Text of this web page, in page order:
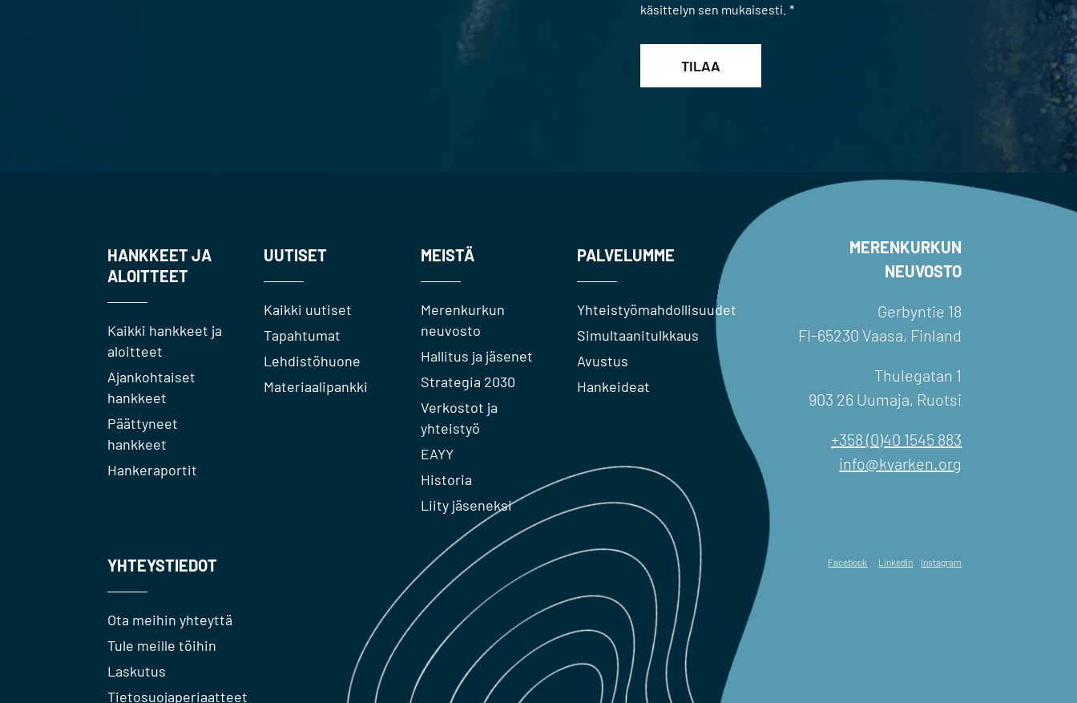
käsittelyn sen mukaisesti. *
HANKKEET JA
ALOITTEET
Kaikki hankkeet ja
aloitteet
Ajankohtaiset
hankkeet
Päättyneet
hankkeet
Hankeraportit
UUTISET
Kaikki uutiset
Tapahtumat
Lehdistöhuone
Materiaalipankki
MEISTÄ
Merenkurkun
neuvosto
Hallitus ja jäsenet
Strategia 2030
Verkostot ja
yhteistyö
EAYY
Historia
Liity jäseneksi
PALVELUMME
Yhteistyömahdollisuudet
Simultaanitulkkaus
Avustus
Hankeideat
YHTEYSTIEDOT
Ota meihin yhteyttä
Tule meille töihin
Laskutus
Tietosuojaperiaatteet
MERENKURKUN
NEUVOSTO
Gerbyntie 18
FI-65230 Vaasa, Finland
Thulegatan 1
903 26 Uumaja, Ruotsi
+358 (0)40 1545 883
info@kvarken.org
Facebook Linkedin Instagram